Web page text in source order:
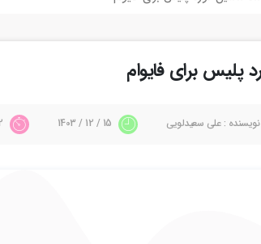
نویسنده : علی سعیدلویی